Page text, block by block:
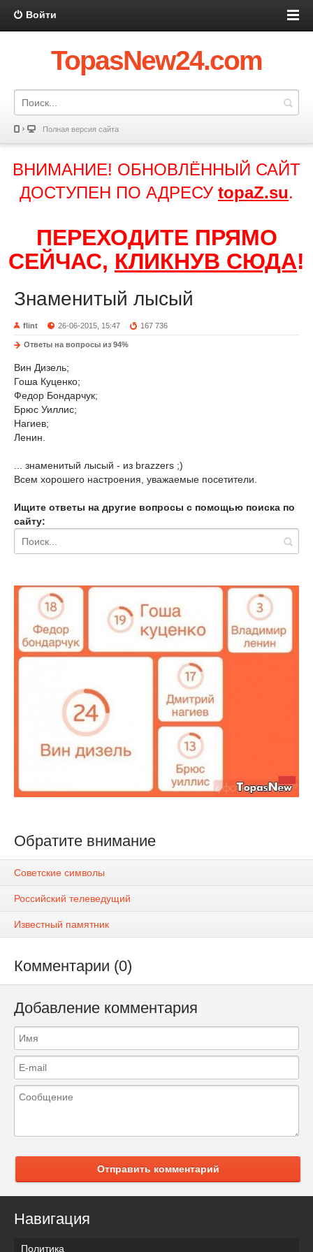
Войти
TopasNew24.com
Полная версия сайта
ВНИМАНИЕ! ОБНОВЛЁННЫЙ САЙТ
ДОСТУПЕН ПО АДРЕСУ topaZ.su.
ПЕРЕХОДИТЕ ПРЯМО
СЕЙЧАС, КЛИКНУВ СЮДА!
Знаменитый лысый
flint 26-06-2015, 15:47 167 736
Ответы на вопросы из 94%
Вин Дизель;
Гоша Куценко;
Федор Бондарчук;
Брюс Уиллис;
Нагиев;
Ленин.
... знаменитый лысый - из brazzers ;)
Всем хорошего настроения, уважаемые посетители.
Ищите ответы на другие вопросы с помощью поиска по
сайту:
Обратите внимание
Советские символы
Российский телеведущий
Известный памятник
Комментарии (0)
Добавление комментария
Отправить комментарий
Навигация
Политика